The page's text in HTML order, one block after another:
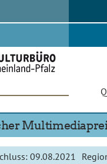
09.08.2021